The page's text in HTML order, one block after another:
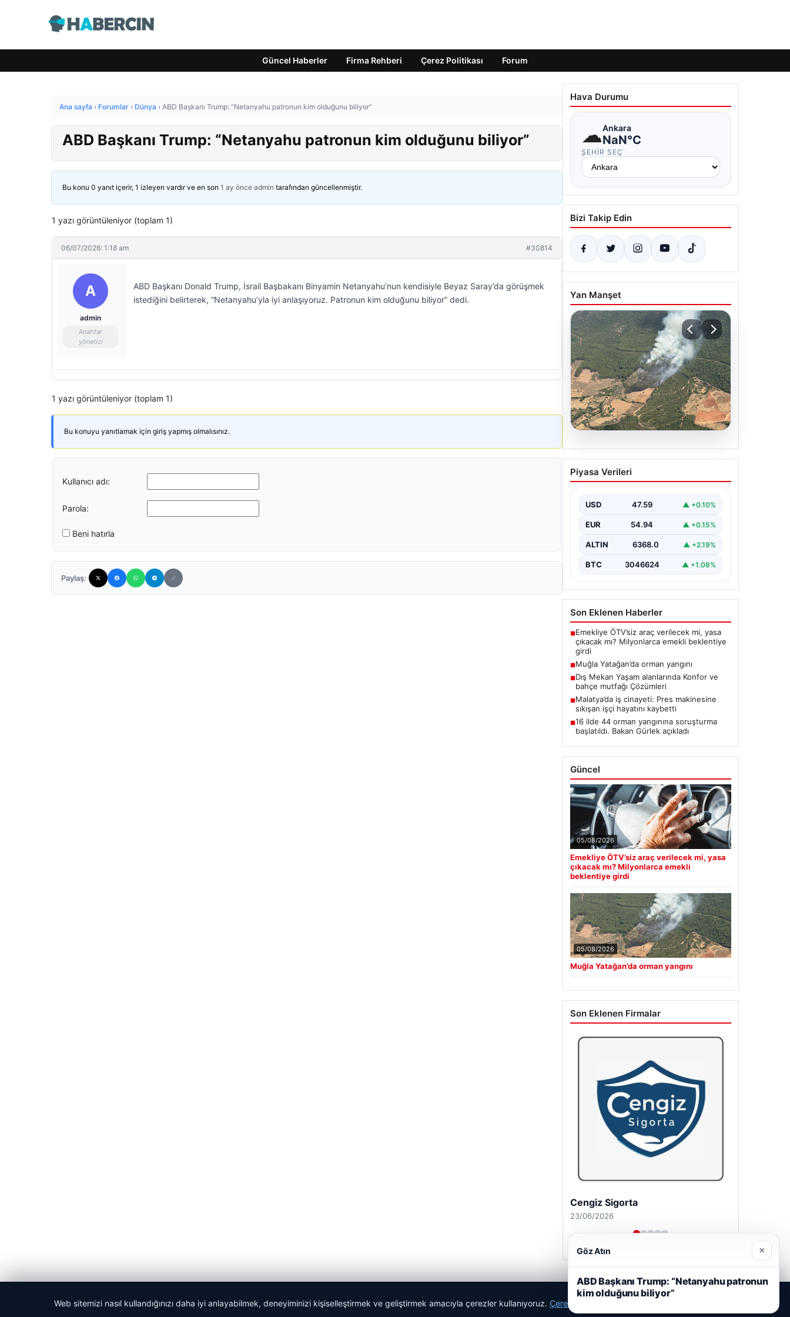
Güncel Haberler Firma Rehberi Çerez Politikası Forum
Ana sayfa › Forumlar › Dünya › ABD Başkanı Trump: “Netanyahu patronun kim olduğunu biliyor”
ABD Başkanı Trump: “Netanyahu patronun kim olduğunu biliyor”
Bu konu 0 yanıt içerir, 1 izleyen vardır ve en son 1 ay önce admin tarafından güncellenmiştir.
1 yazı görüntüleniyor (toplam 1)
06/07/2026: 1:18 am #30814
A
admin
Anahtar
yönetici
ABD Başkanı Donald Trump, İsrail Başbakanı Binyamin Netanyahu’nun kendisiyle Beyaz Saray’da görüşmek
istediğini belirterek, “Netanyahu’yla iyi anlaşıyoruz. Patronun kim olduğunu biliyor” dedi.
1 yazı görüntüleniyor (toplam 1)
Bu konuyu yanıtlamak için giriş yapmış olmalısınız.
Kullanıcı adı:
Parola:
Beni hatırla
Paylaş:
Hava Durumu
☁Ankara
NaN°C
ŞEHIR SEÇ
Bizi Takip Edin
Yan Manşet
05.08.2026
Muğla Yatağan’da orman
yangını
Piyasa Verileri
USD 47.59 ▲ +0.10%
EUR 54.94 ▲ +0.15%
ALTIN 6368.0 ▲ +2.19%
BTC 3046624 ▲ +1.08%
Son Eklenen Haberler
■Emekliye ÖTV’siz araç verilecek mi, yasa
çıkacak mı? Milyonlarca emekli beklentiye
girdi
■Muğla Yatağan’da orman yangını
■Dış Mekan Yaşam alanlarında Konfor ve
bahçe mutfağı Çözümleri
■Malatya’da iş cinayeti: Pres makinesine
sıkışan işçi hayatını kaybetti
■16 ilde 44 orman yangınına soruşturma
başlatıldı. Bakan Gürlek açıkladı
Güncel
05/08/2026
Emekliye ÖTV’siz araç verilecek mi, yasa
çıkacak mı? Milyonlarca emekli
beklentiye girdi
05/08/2026
Muğla Yatağan’da orman yangını
Son Eklenen Firmalar
Cengiz Sigorta
23/06/2026
© 2026 Habercin – Güncel Haberler
Web sitemizi nasıl kullandığınızı daha iyi anlayabilmek, deneyiminizi kişiselleştirmek ve geliştirmek amacıyla çerezler kullanıyoruz. Çerez Politikamız
Göz Atın ×
ABD Başkanı Trump: “Netanyahu patronun
kim olduğunu biliyor”